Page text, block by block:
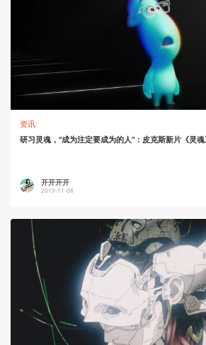
资讯
研习灵魂，“成为注定要成为的人”：皮克斯新片《灵
开开开开
2019-11-08